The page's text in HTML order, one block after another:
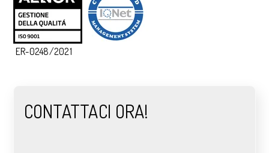
ER-0248/2021
CONTATTACI ORA!